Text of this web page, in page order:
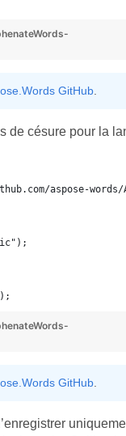
GitHub.
de césure pour la
aspose-words/
GitHub.